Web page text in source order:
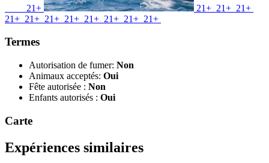
21+ 21+ 21+ 21+
21+ 21+ 21+ 21+ 21+ 21+ 21+ 21+
Termes
Autorisation de fumer: Non
Animaux acceptés: Oui
Fête autorisée : Non
Enfants autorisés : Oui
Carte
Expériences similaires